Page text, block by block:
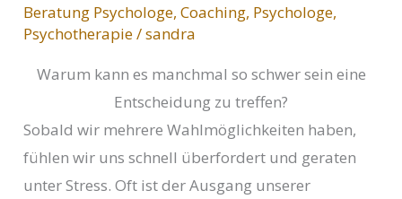
Beratung Psychologe,Coaching, Psychologe,
Psychotherapie/sandra
Warum kann es manchmal so schwer sein eine
Entscheidung zu treffen?
Sobald wir mehrere Wahlmöglichkeiten haben,
fühlen wir uns schnell überfordert und geraten
unter Stress. Oft ist der Ausgang unserer